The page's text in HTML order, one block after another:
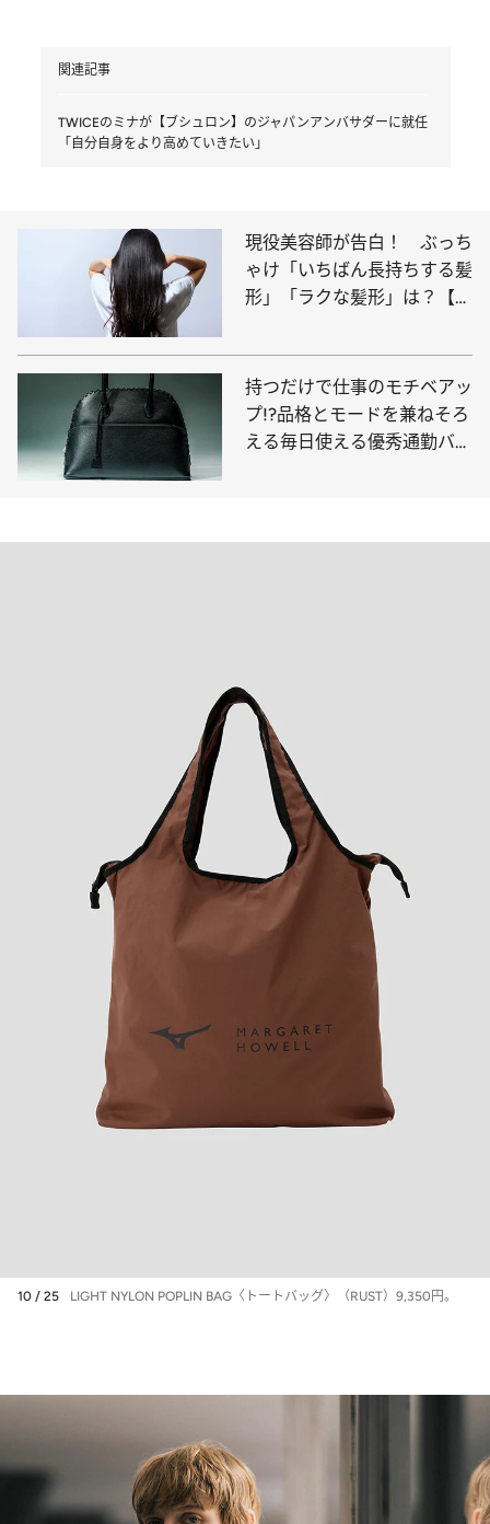
関連記事
TWICEのミナが【ブシュロン】のジャパンアンバサダーに就任
「自分自身をより高めていきたい」
現役美容師が告白！ ぶっち
ゃけ「いちばん長持ちする髪
形」「ラクな髪形」は？【レ
持つだけで仕事のモチベアッ
プ!?品格とモードを兼ねそろ
える毎日使える優秀通勤バッ
10 / 25 LIGHT NYLON POPLIN BAG〈トートバッグ〉（RUST）9,350円。